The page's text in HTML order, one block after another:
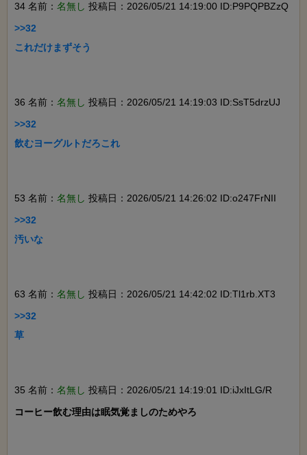
34 名前： 名無し 投稿日：2026/05/21 14:19:00 ID:P9PQPBZzQ
>>32
これだけまずそう
36 名前： 名無し 投稿日：2026/05/21 14:19:03 ID:SsT5drzUJ
>>32
飲むヨーグルトだろこれ
53 名前： 名無し 投稿日：2026/05/21 14:26:02 ID:o247FrNII
>>32
汚いな
63 名前： 名無し 投稿日：2026/05/21 14:42:02 ID:Tl1rb.XT3
>>32
草
35 名前： 名無し 投稿日：2026/05/21 14:19:01 ID:iJxItLG/R
コーヒー飲む理由は眠気覚ましのためやろ